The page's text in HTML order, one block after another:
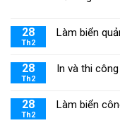
28
Th2
Làm biển
28
Th2
In và thi
28
Th2
Làm biển